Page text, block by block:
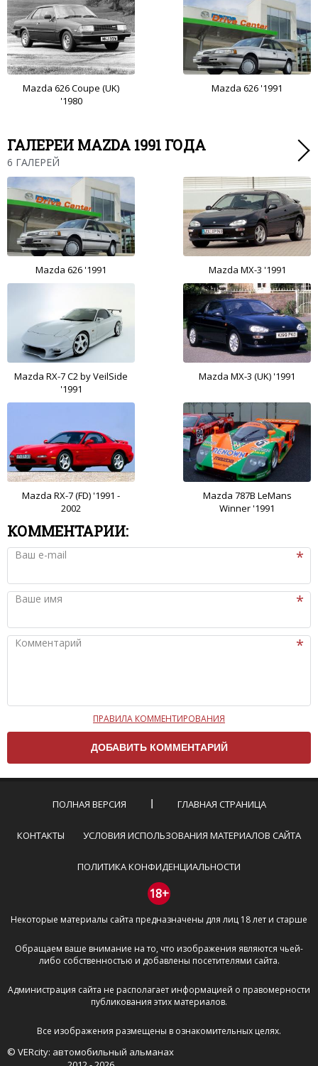
Mazda 626 Coupe (UK)
'1980
Mazda 626 '1991
ГАЛЕРЕИ MAZDA 1991 ГОДА
6 ГАЛЕРЕЙ
Mazda 626 '1991 Mazda MX-3 '1991
Mazda RX-7 C2 by VeilSide
'1991
Mazda MX-3 (UK) '1991
Mazda RX-7 (FD) '1991 -
2002
Mazda 787B LeMans
Winner '1991
КОММЕНТАРИИ:
Ваш e-mail
Ваше имя
Комментарий
Чтобы ваш комментарий был опубликован на сайте,
вам нужно придерживаться следующих правил:
Комментарий не может быть слишком
эмоциональных высказываний.
Не стоит отклоняться от предмета обсуждения.
Пожалуйста, не используйте в комментарие
призывы к насилию и высказывания,
направленные на разжигание расовой,
межнациональной и религиозной розни —
пожалейте наших модераторов, они кстати
очень славные ребята, поверьте.
буквами.
Не копируйте рецензии с других сайтов, нам
важно именно ваше мнение.
Не размещайте рекламу!
И запаситесь терпением, все комментарии
публикуются только после модерации, поэтому ваш
отзыв может появиться на сайте с некоторым
ПРАВИЛА КОММЕНТИРОВАНИЯ
ПОЛНАЯ ВЕРСИЯ ГЛАВНАЯ СТРАНИЦА
КОНТАКТЫ УСЛОВИЯ ИСПОЛЬЗОВАНИЯ МАТЕРИАЛОВ САЙТА
ПОЛИТИКА КОНФИДЕНЦИАЛЬНОСТИ
18+
Некоторые материалы сайта предназначены для лиц 18 лет и старше
Обращаем ваше внимание на то, что изображения являются чьей-
либо собственностью и добавлены посетителями сайта.
Администрация сайта не располагает информацией о правомерности
публикования этих материалов.
Все изображения размещены в ознакомительных целях.
© VERcity: автомобильный альманах